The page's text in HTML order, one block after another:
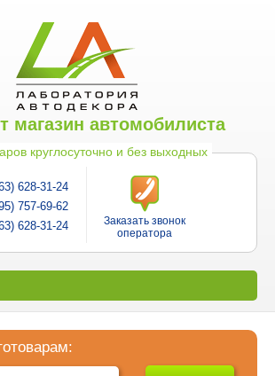
магазин автомобилиста
круглосуточно и без выходных
628-31-24
757-69-62
628-31-24
Заказать звонок
оператора